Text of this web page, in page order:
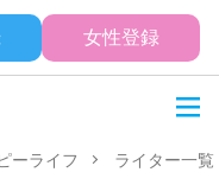
女性登録
ーライフ ライター一覧